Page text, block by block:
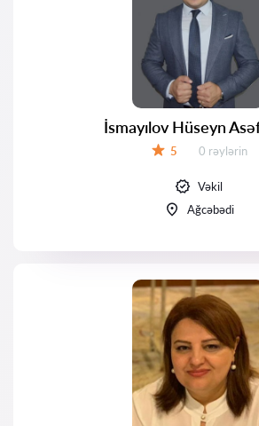
İsmayılov Hüseyn
5 Rəylər:
0 rəylərin
Vəkil
Ağcəbədi